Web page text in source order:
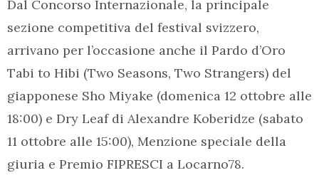
Dal Concorso Internazionale, la principale
sezione competitiva del festival svizzero,
arrivano per l’occasione anche il Pardo d’Oro
Tabi to Hibi (Two Seasons, Two Strangers) del
giapponese Sho Miyake (domenica 12 ottobre alle
18:00) e Dry Leaf di Alexandre Koberidze (sabato
11 ottobre alle 15:00), Menzione speciale della
giuria e Premio FIPRESCI a Locarno78.